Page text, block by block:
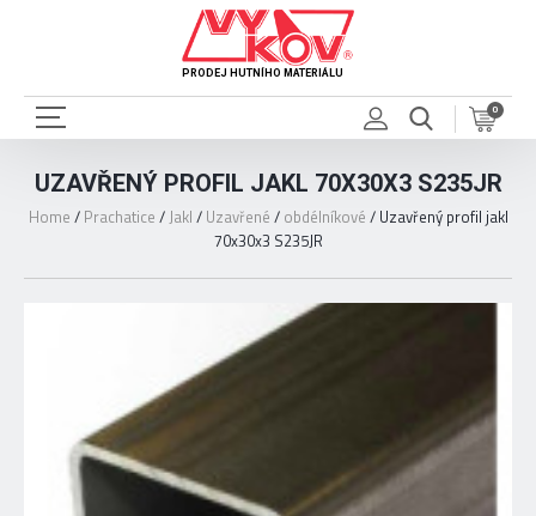
PRODEJ HUTNÍHO MATERIÁLU
0
UZAVŘENÝ PROFIL JAKL 70X30X3 S235JR
Home / Prachatice /Jakl / Uzavřené / obdélníkové / Uzavřený profil jakl
70x30x3 S235JR